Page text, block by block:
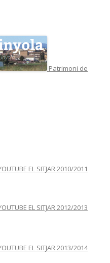
Patrimoni de
EL SITJAR 2010/2011
EL SITJAR 2012/2013
EL SITJAR 2013/2014